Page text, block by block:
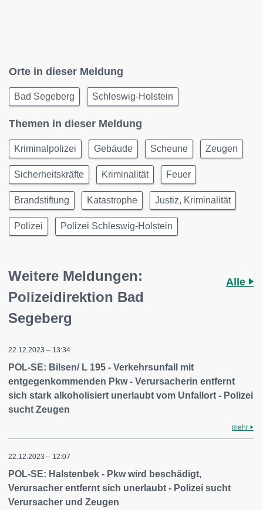
Orte in dieser Meldung
Bad Segeberg Schleswig-Holstein
Themen in dieser Meldung
Kriminalpolizei Gebäude Scheune Zeugen
Sicherheitskräfte Kriminalität Feuer
Brandstiftung Katastrophe Justiz, Kriminalität
Polizei Polizei Schleswig-Holstein
Weitere Meldungen:
Polizeidirektion Bad
Segeberg
Alle
22.12.2023 – 13:34
POL-SE: Bilsen/ L 195 - Verkehrsunfall mit
entgegenkommenden Pkw - Verursacherin entfernt
sich stark alkoholisiert unerlaubt vom Unfallort - Polizei
sucht Zeugen
mehr
22.12.2023 – 12:07
POL-SE: Halstenbek - Pkw wird beschädigt,
Verursacher entfernt sich unerlaubt - Polizei sucht
Verursacher und Zeugen